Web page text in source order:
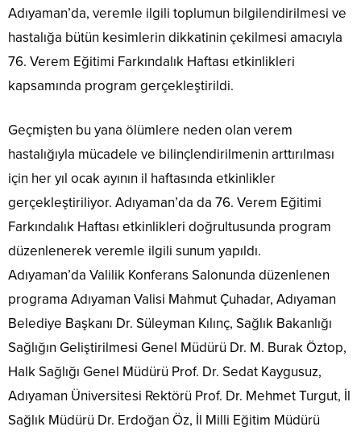
Adıyaman’da, veremle ilgili toplumun bilgilendirilmesi ve
hastalığa bütün kesimlerin dikkatinin çekilmesi amacıyla
76. Verem Eğitimi Farkındalık Haftası etkinlikleri
kapsamında program gerçekleştirildi.
Geçmişten bu yana ölümlere neden olan verem
hastalığıyla mücadele ve bilinçlendirilmenin arttırılması
için her yıl ocak ayının il haftasında etkinlikler
gerçekleştiriliyor. Adıyaman’da da 76. Verem Eğitimi
Farkındalık Haftası etkinlikleri doğrultusunda program
düzenlenerek veremle ilgili sunum yapıldı.
Adıyaman’da Valilik Konferans Salonunda düzenlenen
programa Adıyaman Valisi Mahmut Çuhadar, Adıyaman
Belediye Başkanı Dr. Süleyman Kılınç, Sağlık Bakanlığı
Sağlığın Geliştirilmesi Genel Müdürü Dr. M. Burak Öztop,
Halk Sağlığı Genel Müdürü Prof. Dr. Sedat Kaygusuz,
Adıyaman Üniversitesi Rektörü Prof. Dr. Mehmet Turgut, İl
Sağlık Müdürü Dr. Erdoğan Öz, İl Milli Eğitim Müdürü